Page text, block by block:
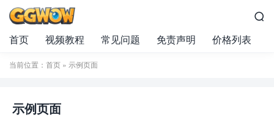

首页 视频教程 常见问题 免责声明 价格列表
当前位置： 首页 » 示例页面
示例页面